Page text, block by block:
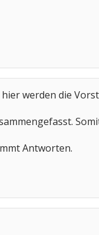
werden die
Antworten.